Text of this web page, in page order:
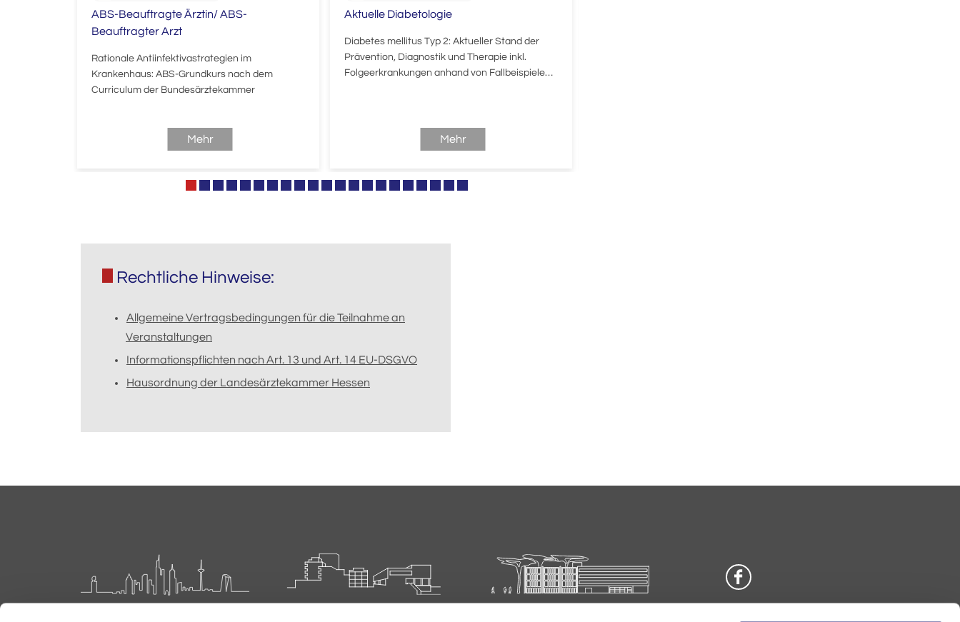
ABS-Beauftragte Ärztin/ ABS-
Beauftragter Arzt
Rationale Antiinfektivastrategien im
Krankenhaus: ABS-Grundkurs nach dem
Curriculum der Bundesärztekammer
Mehr
Aktuelle Diabetologie
Diabetes mellitus Typ 2: Aktueller Stand der
Prävention, Diagnostik und Therapie inkl.
Folgeerkrankungen anhand von Fallbeispielen,
Mehr
Rechtliche Hinweise:
Allgemeine Vertragsbedingungen für die Teilnahme an
Veranstaltungen
Informationspflichten nach Art. 13 und Art. 14 EU-DSGVO
Hausordnung der Landesärztekammer Hessen